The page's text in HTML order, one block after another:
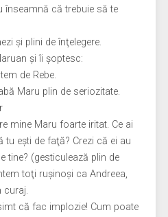
înseamnă că trebuie să te
şi plini de înţelegere.
şi îi şoptesc:
de Rebe.
Maru plin de seriozitate.
mine Maru foarte iritat. Ce ai
eşti de faţă? Crezi că ei au
tine? (gesticulează plin de
toţi ruşinoşi ca Andreea,
curaj.
că fac implozie! Cum poate